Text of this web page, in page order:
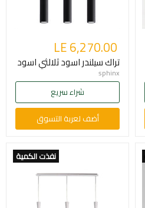
LE 6,270.00
تراك سيلندر اسود ثلالثي اسود
sphinx
شراء سريع
أضف لعربة التسوق
نفذت الكمية